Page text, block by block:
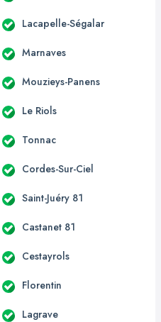
Lacapelle-Ségalar
Marnaves
Mouzieys-Panens
Le Riols
Tonnac
Cordes-Sur-Ciel
Saint-Juéry 81
Castanet 81
Cestayrols
Florentin
Lagrave